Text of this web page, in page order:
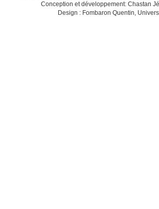
Conception et développement: Chastan
Design : Fombaron Quentin,